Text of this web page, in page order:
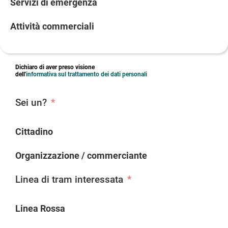
Servizi di emergenza
Attività commerciali
Dichiaro di aver preso visione
dell'informativa sul trattamento dei dati personali
Sei un?
Cittadino
Organizzazione / commerciante
Linea di tram interessata
Linea Rossa